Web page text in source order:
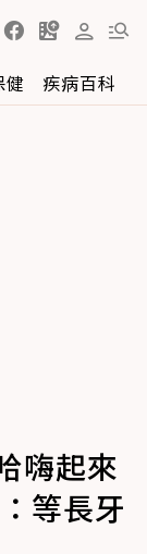
健 疾病百科
嗨起來
等長牙